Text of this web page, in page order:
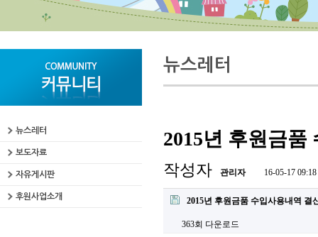
뉴스레터
보도자료
자유게시판
후원사업소개
뉴스레터
2015년 후원금품
작성자 관리자 16-05-17 09:18
2015년 후원금품 수입사용내역 결
363회 다운로드